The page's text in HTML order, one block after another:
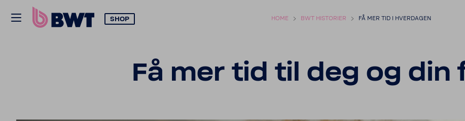
HOME BWT HISTORIER FÅ MER TID I HVERDAGEN
SHOP
Få mer tid til deg og din